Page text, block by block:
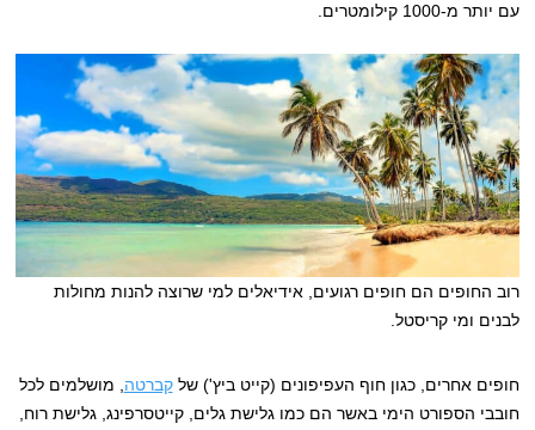
עם יותר מ-1000 קילומטרים.
רוב החופים הם חופים רגועים, אידיאלים למי שרוצה להנות מחולות
לבנים ומי קריסטל.
חופים אחרים, כגון חוף העפיפונים (קייט ביץ') שלקברטה , מושלמים לכל
חובבי הספורט הימי באשר הם כמו גלישת גלים, קייטסרפינג, גלישת רוח,